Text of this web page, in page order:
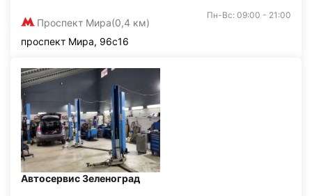
Проспект Мира(0,4 км)
Пн-Вс: 09:00 - 21:00
проспект Мира, 96с16
Автосервис Зеленоград